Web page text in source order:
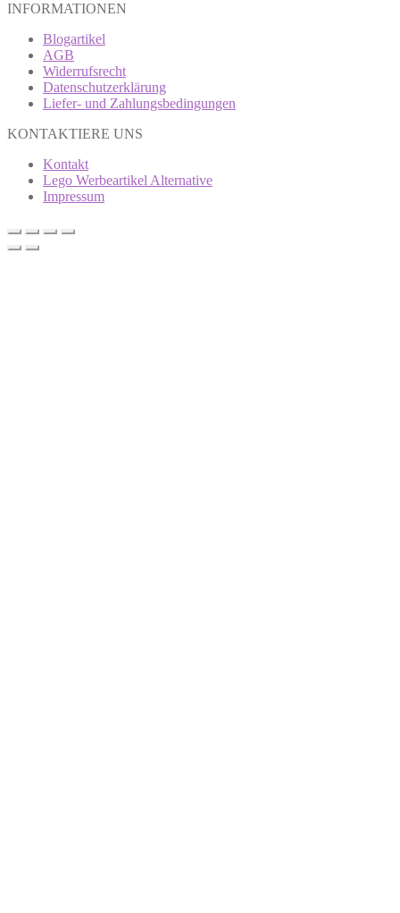
INFORMATIONEN
Blogartikel
AGB
Widerrufsrecht
Datenschutzerklärung
Liefer- und Zahlungsbedingungen
KONTAKTIERE UNS
Kontakt
Lego Werbeartikel Alternative
Impressum